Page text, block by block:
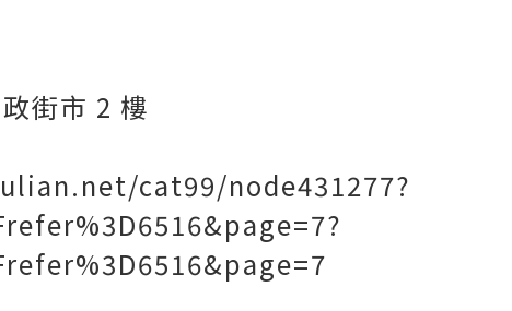
街市 2 樓
cat99/node431277?